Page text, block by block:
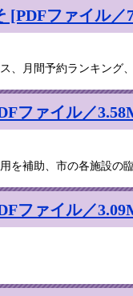
[PDFファイル／
、月間予約ランキング
ファイル／
を補助、市の各施設
ファイル／